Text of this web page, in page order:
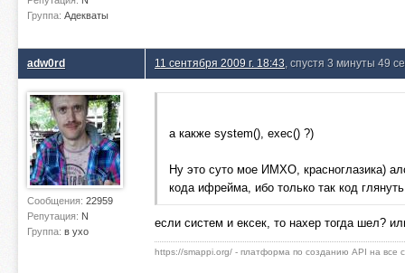
Группа: Адекваты
adw0rd
Сообщения: 22959
Репутация: N
Группа: в ухо
11 сентября 2009 г. 18:43 , спустя 3 минуты 49
а какже system(), exec() ?)
Ну это суто мое ИМХО, красноглазика)
кода ифрейма, ибо только так код
если систем и ексек, то нахер тогда шел?
https://smappi.org/ - платформа по созданию API на все